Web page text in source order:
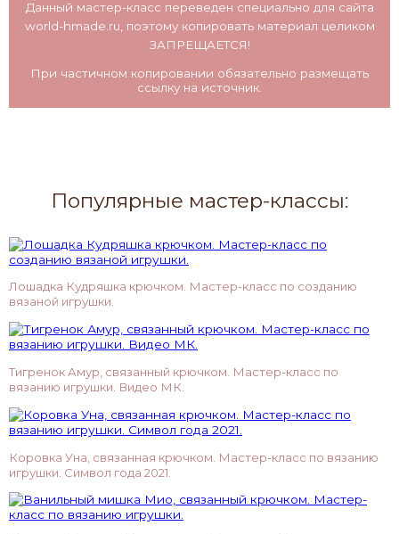
Данный мастер-класс переведен специально для сайта
world-hmade.ru, поэтому копировать материал целиком
ЗАПРЕЩАЕТСЯ!
При частичном копировании обязательно размещать
ссылку на источник.
Популярные мастер-классы:
Лошадка Кудряшка крючком. Мастер-класс по созданию
вязаной игрушки.
Тигренок Амур, связанный крючком. Мастер-класс по
вязанию игрушки. Видео МК.
Коровка Уна, связанная крючком. Мастер-класс по вязанию
игрушки. Символ года 2021.